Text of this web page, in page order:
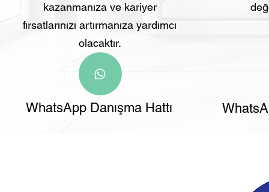
kazanmanıza ve kariyer
fırsatlarınızı artırmanıza yardımcı
olacaktır.
WhatsApp Danışma Hattı